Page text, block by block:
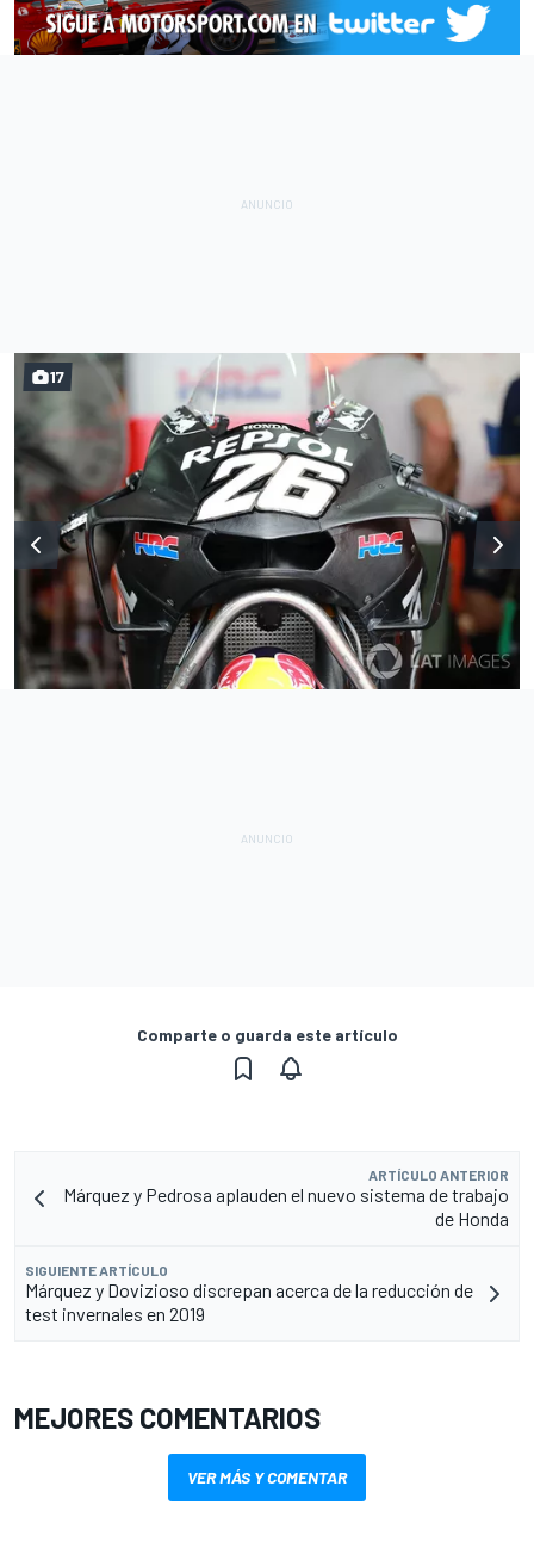
17
Comparte o guarda este artículo
ARTÍCULO ANTERIOR
Márquez y Pedrosa aplauden el nuevo sistema de trabajo
de Honda
SIGUIENTE ARTÍCULO
Márquez y Dovizioso discrepan acerca de la reducción de
test invernales en 2019
MEJORES COMENTARIOS
VER MÁS Y COMENTAR